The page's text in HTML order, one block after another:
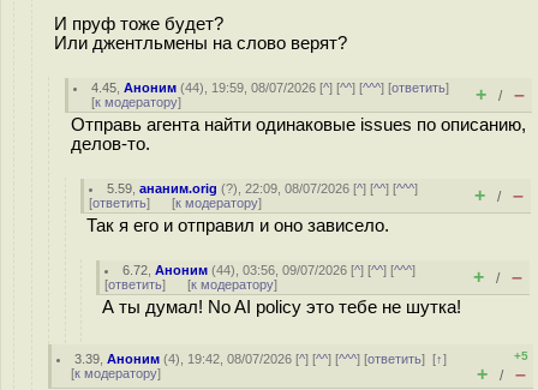
И пруф тоже будет?
Или джентльмены на слово верят?
4.45 ,Аноним (44), 19:59, 08/07/2026 [^] [^^] [^^^] [ответить]
[к модератору] + / –
Отправь агента найти одинаковые issues по описанию,
делов-то.
5.59 ,ананим.orig (?), 22:09, 08/07/2026 [^] [^^] [^^^]
[ответить] [к модератору] + / –
Так я его и отправил и оно зависело.
6.72 ,Аноним (44), 03:56, 09/07/2026 [^] [^^] [^^^]
[ответить] [к модератору] + / –
А ты думал! No AI policy это тебе не шутка!
3.39 ,Аноним (4), 19:42, 08/07/2026 [^] [^^] [^^^] [ответить][↑]
[к модератору]
+5
+ / –